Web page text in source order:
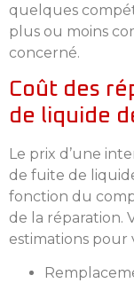
quelques
plus ou moins
concerné.
Coût des
de liquide
Le prix d’une
de fuite de
fonction du
de la réparation.
estimations pour